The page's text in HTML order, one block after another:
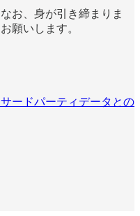
お、身が引き締まりま
願いします。
ードパーティデータとの